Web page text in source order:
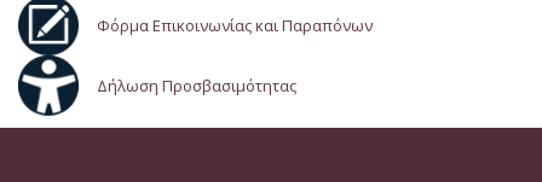
Φόρμα Επικοινωνίας και Παραπόνων
Δήλωση Προσβασιμότητας